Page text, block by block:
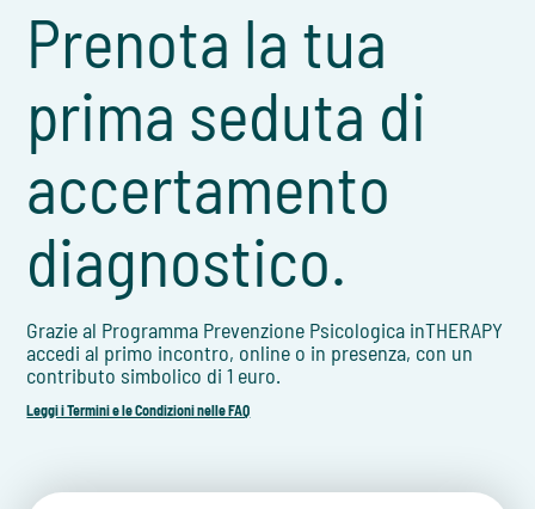
Prenota la tua
prima seduta di
accertamento
diagnostico.
Grazie al Programma Prevenzione Psicologica inTHERAPY
accedi al primo incontro, online o in presenza, con un
contributo simbolico di 1 euro.
Leggi i Termini e le Condizioni nelle FAQ